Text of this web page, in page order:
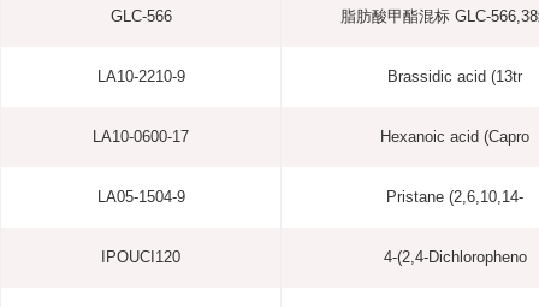
GLC-566 脂肪酸甲酯混标 GLC-
LA10-2210-9 Brassidic acid (13tr
LA10-0600-17 Hexanoic acid (Capro
LA05-1504-9 Pristane (2,6,10,14-
IPOUCI120 4-(2,4-Dichloropheno